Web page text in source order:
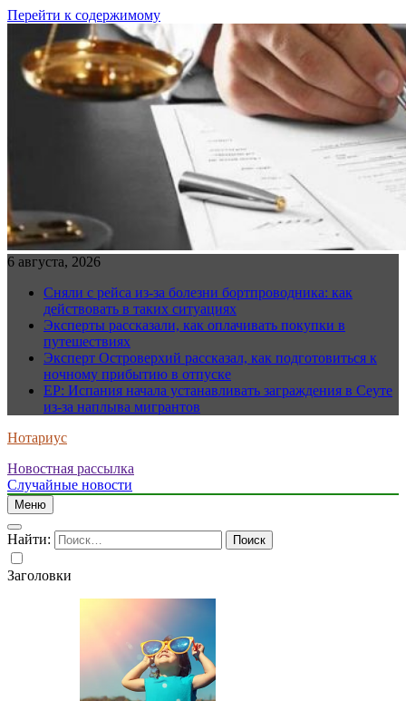
Перейти к содержимому
6 августа, 2026
Сняли с рейса из-за болезни бортпроводника: как
действовать в таких ситуациях
Эксперты рассказали, как оплачивать покупки в
путешествиях
Эксперт Островерхий рассказал, как подготовиться к
ночному прибытию в отпуске
EP: Испания начала устанавливать заграждения в Сеуте
из-за наплыва мигрантов
Нотариус
Новостная рассылка
Случайные новости
Меню
Найти:
Заголовки